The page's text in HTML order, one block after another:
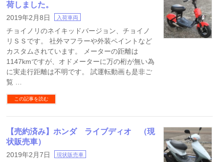
荷しました。
2019年2月8日 入荷車両
チョイノリのネイキッドバージョン、チョイノ
リＳＳです。 社外マフラーや外装ペイントなど
カスタムされています。 メーターの距離は
1147kmですが、オドメーターに万の桁が無い為
に実走行距離は不明です。 試運転動画も是非ご
覧 …
この記事を読む
【売約済み】ホンダ ライブディオ （現
状販売車）
2019年2月7日 現状販売車